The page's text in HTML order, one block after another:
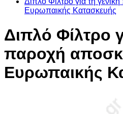
Ευρωπαικής Κατασκευής
Διπλό Φίλτρο
παροχή
Ευρωπαικής